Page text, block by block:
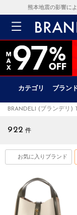
熊本地震の影響に
カテゴリ ブラン
BRANDELI (ブランデリ)
922 件
お気に入りブランド